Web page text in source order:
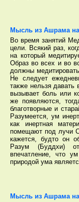
Мысль из Ашрама на
Во время занятий
цели. Всякий раз,
на который
Образ во всех и во
должны
Не следует
также нельзя
вызывает боль или
же появляются,
благотворные и
Разумеется, ум
как инертная
помещают под лучи
кажется, будто он
Разум (Буддхи)
впечатление, что
природой ума
Мысль из Ашрама на